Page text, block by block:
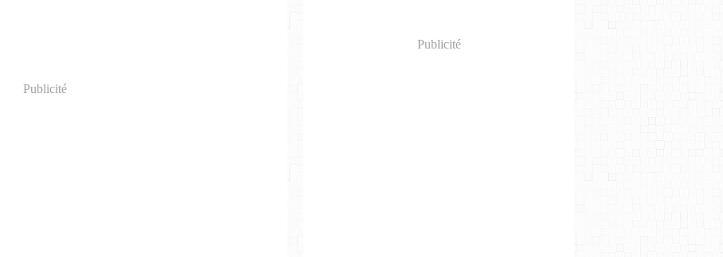
Publicité
Publicité